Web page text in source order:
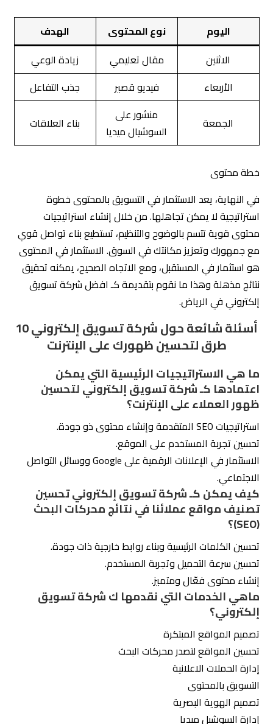
اليوم نوع المحتوى
الهدف
الاثنين
مقال تعليمي
زيادة الوعي
الأربعاء
فيديو قصير
جذب التفاعل
الجمعة
منشور على
السوشيال ميديا
بناء العلاقات
خطة محتوى
في النهاية، يعد الاستثمار في التسويق بالمحتوى خطوة
استراتيجية لا يمكن تجاهلها. من خلال إنشاء استراتيجيات
محتوى قوية تتسم بالوضوح والتنظيم، تستطيع بناء تواصل قوي
مع جمهورك وتعزيز مكانتك في السوق. الاستثمار في المحتوى
هو استثمار في المستقبل، ومع الاتجاه الصحيح، يمكنه تحقيق
نتائج مذهلة وهذا ما نقوم بتقديمة كـ افضل شركة تسويق
إلكتروني في الرياض.
أسئلة شائعة حول شركة تسويق إلكتروني 10
طرق لتحسين ظهورك على الإنترنت
ما هي الاستراتيجيات الرئيسية التي يمكن
اعتمادها كـ شركة تسويق إلكتروني لتحسين
ظهور العملاء على الإنترنت؟
استراتيجيات SEO المتقدمة وإنشاء محتوى ذو جودة.
تحسين تجربة المستخدم على الموقع.
الاستثمار في الإعلانات الرقمية على Google ووسائل التواصل
الاجتماعي.
كيف يمكن كـ شركة تسويق إلكتروني تحسين
تصنيف مواقع عملائنا في نتائج محركات البحث
(SEO)؟
تحسين الكلمات الرئيسية وبناء روابط خارجية ذات جودة.
تحسين سرعة التحميل وتجربة المستخدم.
إنشاء محتوى فعّال ومتميز.
ماهي الخدمات التي نقدمها ك شركة تسويق
إلكتروني؟
تصميم المواقع المبتكرة
تحسين المواقع لتصدر محركات البحث
إدارة الحملات الاعلانية
التسويق بالمحتوى
تصميم الهوية البصرية
إدارة السوشيل ميديا